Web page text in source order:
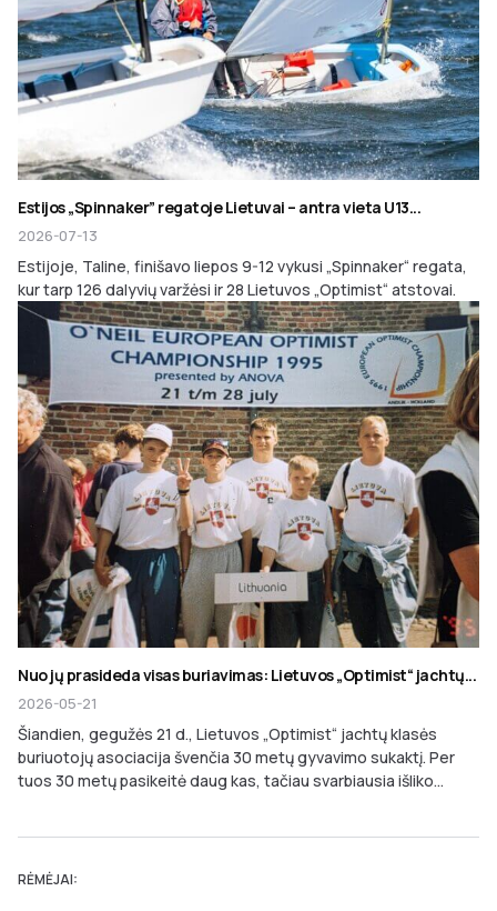
Estijos „Spinnaker” regatoje Lietuvai – antra vieta U13...
2026-07-13
Estijoje, Taline, finišavo liepos 9-12 vykusi „Spinnaker“ regata,
kur tarp 126 dalyvių varžėsi ir 28 Lietuvos „Optimist“ atstovai.
Nuo jų prasideda visas buriavimas: Lietuvos „Optimist“ jachtų...
2026-05-21
Šiandien, gegužės 21 d., Lietuvos „Optimist“ jachtų klasės
buriuotojų asociacija švenčia 30 metų gyvavimo sukaktį. Per
tuos 30 metų pasikeitė daug kas, tačiau svarbiausia išliko...
RĖMĖJAI: